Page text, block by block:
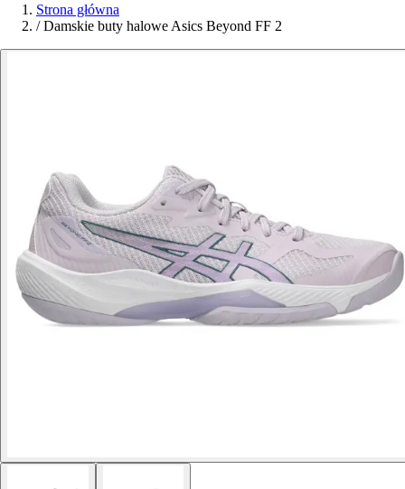
Strona główna
/ Damskie buty halowe Asics Beyond FF 2